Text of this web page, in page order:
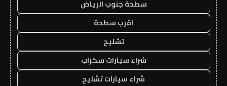
سطحة جنوب الرياض
اقرب سطحة
تشليح
شراء سيارات سكراب
شراء سيارات تشليح